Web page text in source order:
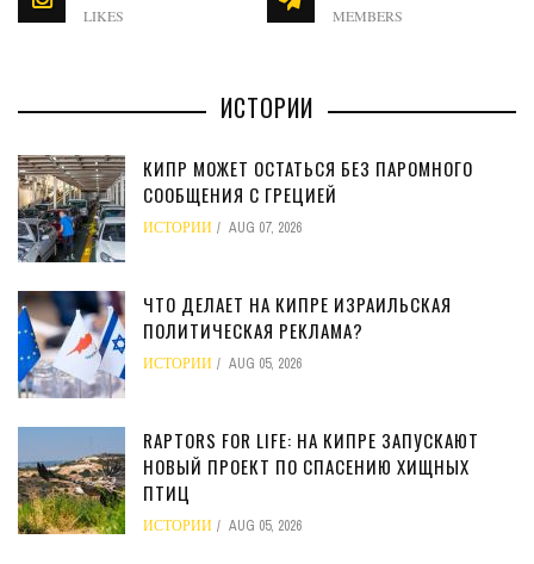
LIKES MEMBERS
ИСТОРИИ
КИПР МОЖЕТ ОСТАТЬСЯ БЕЗ ПАРОМНОГО
СООБЩЕНИЯ С ГРЕЦИЕЙ
ИСТОРИИ AUG 07, 2026
ЧТО ДЕЛАЕТ НА КИПРЕ ИЗРАИЛЬСКАЯ
ПОЛИТИЧЕСКАЯ РЕКЛАМА?
ИСТОРИИ AUG 05, 2026
RAPTORS FOR LIFE: НА КИПРЕ ЗАПУСКАЮТ
НОВЫЙ ПРОЕКТ ПО СПАСЕНИЮ ХИЩНЫХ
ПТИЦ
ИСТОРИИ AUG 05, 2026